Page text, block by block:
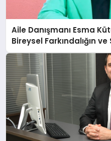
Aile Danışmanı Esma
Bireysel Farkındalığın ve
Anlatıyor